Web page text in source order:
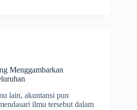
Menggambarkan
lain, akuntansi pun
ilmu tersebut dalam